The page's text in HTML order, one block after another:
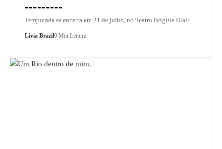
Temporada se encerra em 21 de julho, no Teatro Brigitte Blair.
Livia Brazil9 Min Leitura